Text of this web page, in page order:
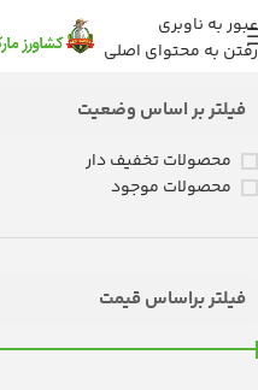
عبور به ناوبری
رفتن به محتوای اصلی
فیلتر بر اساس وضعیت
محصولات تخفیف دار
محصولات موجود
فیلتر براساس قیمت